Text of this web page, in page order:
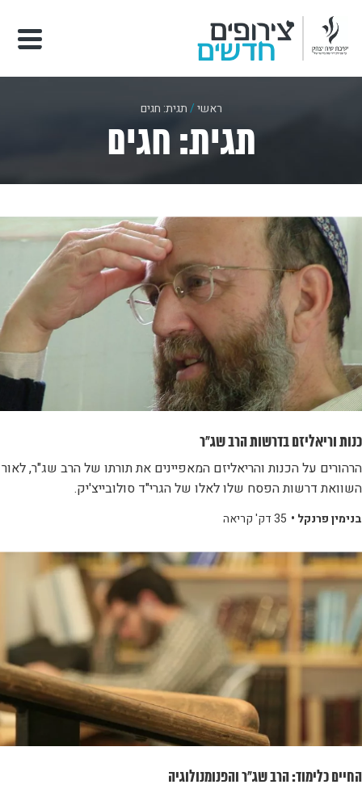
ראשי/תגית: חגים
תגית: חגים
כנות וריאליזם בדרשות הרב שג"ר
בנימין פרנקל • 35 דק' קריאה
הרהורים על הכנות והריאליזם המאפיינים את תורתו של הרב שג"ר, לאור
השוואת דרשות הפסח שלו לאלו של הגרי"ד סולובייצ'יק.
החיים כלימוד: הרב שג"ר והפנומנולוגיה